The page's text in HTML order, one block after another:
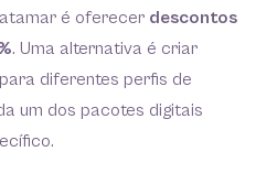
é oferecer descontos
. Uma alternativa é criar
diferentes perfis de
um dos pacotes digitais